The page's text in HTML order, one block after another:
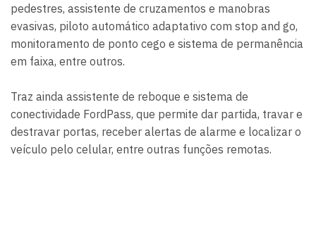
pedestres, assistente de cruzamentos e manobras
evasivas, piloto automático adaptativo com stop and go,
monitoramento de ponto cego e sistema de permanência
em faixa, entre outros.
Traz ainda assistente de reboque e sistema de
conectividade FordPass, que permite dar partida, travar e
destravar portas, receber alertas de alarme e localizar o
veículo pelo celular, entre outras funções remotas.